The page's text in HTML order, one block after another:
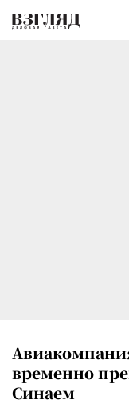
временно
Синаем